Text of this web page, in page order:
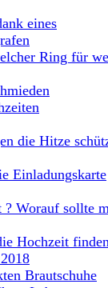
eines
Ring für
die Hitze
Einladungskarte
Worauf sollte
Hochzeit
Brautschuhe